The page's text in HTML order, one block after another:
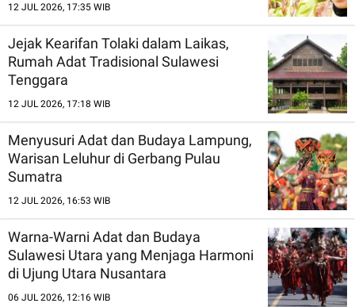
12 JUL 2026, 17:35 WIB
Jejak Kearifan Tolaki dalam Laikas,
Rumah Adat Tradisional Sulawesi
Tenggara
12 JUL 2026, 17:18 WIB
Menyusuri Adat dan Budaya Lampung,
Warisan Leluhur di Gerbang Pulau
Sumatra
12 JUL 2026, 16:53 WIB
Warna-Warni Adat dan Budaya
Sulawesi Utara yang Menjaga Harmoni
di Ujung Utara Nusantara
06 JUL 2026, 12:16 WIB